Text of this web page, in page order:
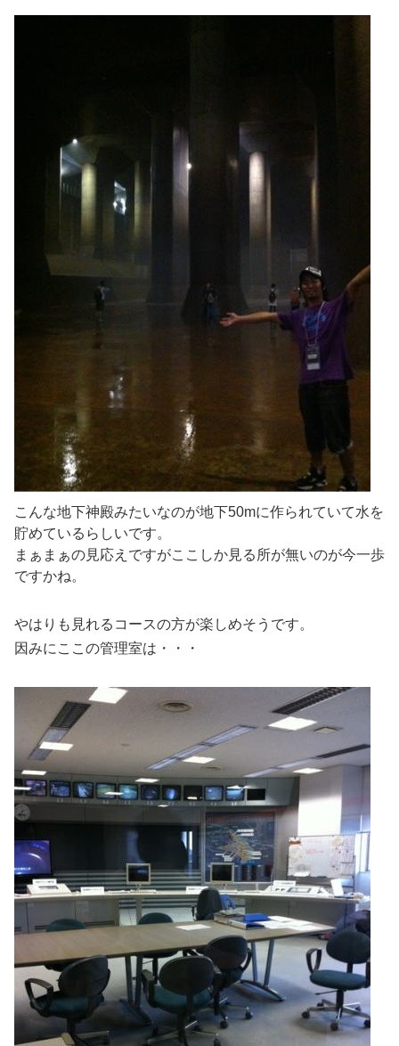
こんな地下神殿みたいなのが地下50mに作られていて水を
貯めているらしいです。
まぁまぁの見応えですがここしか見る所が無いのが今一歩
ですかね。
やはりも見れるコースの方が楽しめそうです。
因みにここの管理室は・・・